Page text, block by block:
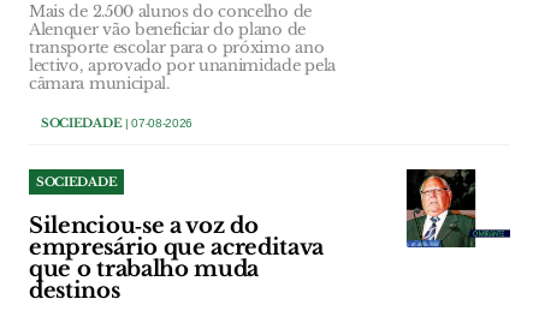
Mais de 2.500 alunos do concelho de
Alenquer vão beneficiar do plano de
transporte escolar para o próximo ano
lectivo, aprovado por unanimidade pela
câmara municipal.
SOCIEDADE| 07-08-2026
SOCIEDADE
Silenciou‑se a voz do
empresário que acreditava
que o trabalho muda
destinos